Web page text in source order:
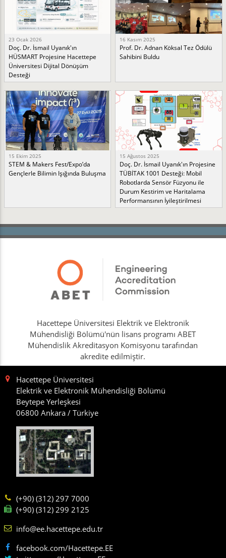
23 Ocak 2026
Doç. Dr. İsmail Uyanık'ın
HÜSMART Projesine Hacettepe
Üniversitesi Dijital Dönüşüm
Desteği
16 Kasım 2025
Prof. Dr. Adnan Köksal Tez Ödülü
Sahibini Buldu
15 Ekim 2025
STEM & Makers Fest/Expo’da
Gençlerle Bilimin Işığında Buluşma
15 Ağustos 2025
Doç. Dr. İsmail Uyanık'ın Projesine
TÜBİTAK 1001 Desteği: Mobil
Robotlarda Sensör Füzyonu ile
Durum Kestirim ve Haritalama
Performansının İyileştirilmesi
Hacettepe Üniversitesi Elektrik ve Elektronik
Mühendisliği Bölümü'nün lisans programı ABET
Mühendislik Akreditasyon Komisyonu tarafından
akredite edilmiştir.
Hacettepe Üniversitesi
Elektrik ve Elektronik Mühendisliği Bölümü
Beytepe Yerleşkesi
06800 Ankara / Türkiye
(+90) (312) 297 7000
(+90) (312) 299 2125
info@ee.hacettepe.edu.tr
facebook.com/Hacettepe.EE